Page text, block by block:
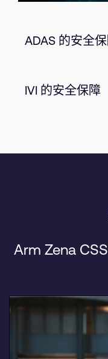
ADAS 的安全
键型功能的数据完
IVI 的安全保障
Arm Zena